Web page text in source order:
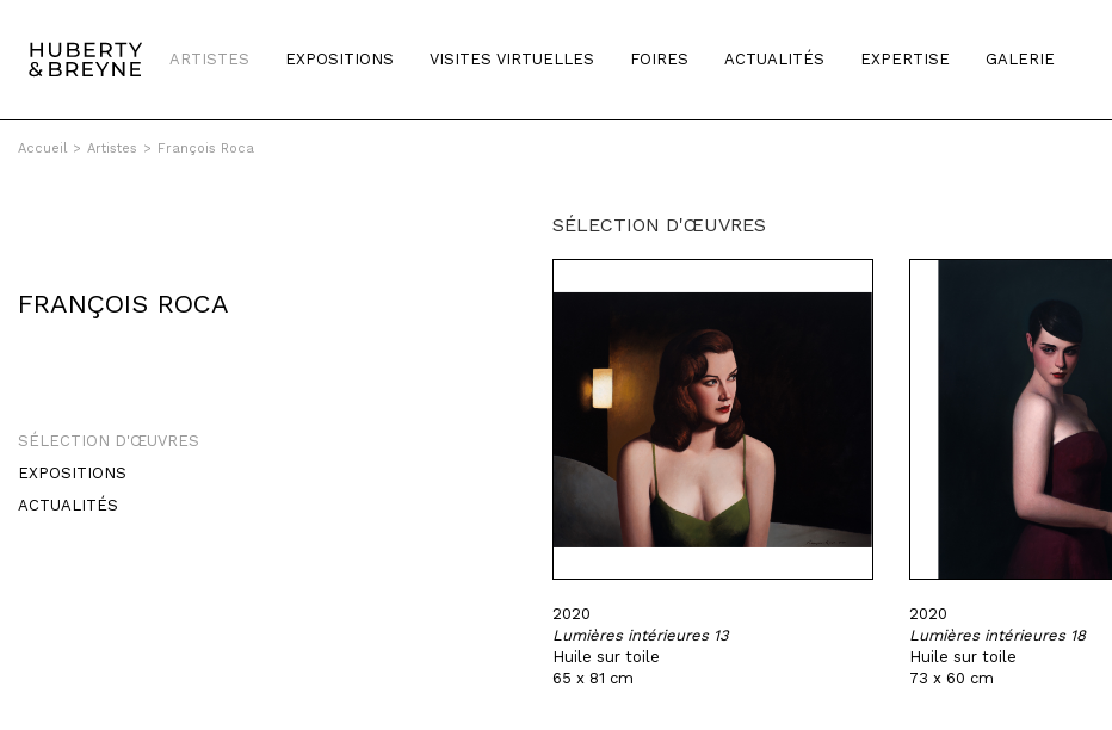
ARTISTES EXPOSITIONS VISITES VIRTUELLES FOIRES ACTUALITÉS EXPERTISE GALERIE
Accueil > Artistes > François Roca
FRANÇOIS ROCA
SÉLECTION D'ŒUVRES
EXPOSITIONS
ACTUALITÉS
SÉLECTION D'ŒUVRES
2020
Lumières intérieures 13
Huile sur toile
65 x 81 cm
2020
Lumières intérieures 18
Huile sur toile
73 x 60 cm